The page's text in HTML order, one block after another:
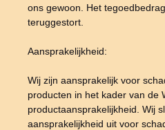
ons gewoon. Het
teruggestort.
Aansprakelijkheid:
Wij zijn aansprakelijk voor
producten in het kader van de
productaansprakelijkheid. Wij
aansprakelijkheid uit voor